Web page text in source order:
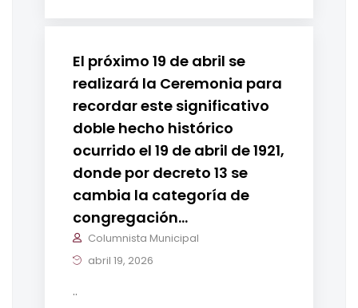
El próximo 19 de abril se
realizará la Ceremonia para
recordar este significativo
doble hecho histórico
ocurrido el 19 de abril de 1921,
donde por decreto 13 se
cambia la categoría de
congregación…
Columnista Municipal
abril 19, 2026
..